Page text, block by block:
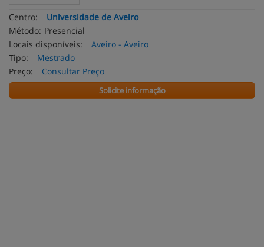
Centro:
Universidade de Aveiro
Método: Presencial
Locais disponíveis:
Aveiro - Aveiro
Tipo:
Mestrado
Preço:
Consultar Preço
Solicite informação